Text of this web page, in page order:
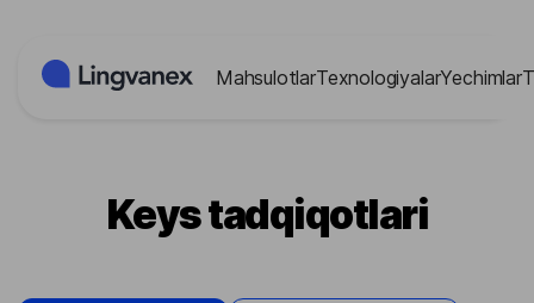
MahsulotlarTexnologiyalarYechimlar
Keys tadqiqotlari